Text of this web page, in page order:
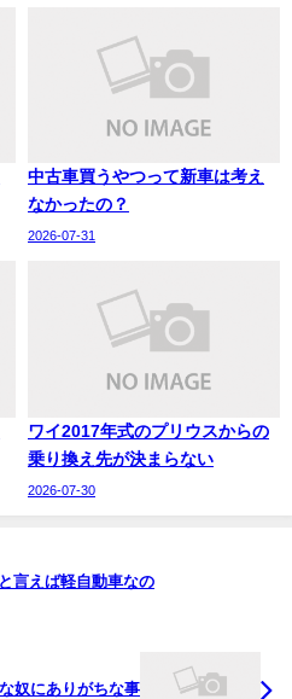
中古車買うやつって新車は考え
なかったの？
2026-07-31
ワイ2017年式のプリウスからの
乗り換え先が決まらない
2026-07-30
言えば軽自動車なの
奴にありがちな事